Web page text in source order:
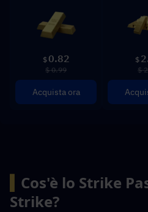
$ 0.82
$ 0.99
Acquista ora
$
$
Cos'è lo Strike
Strike?